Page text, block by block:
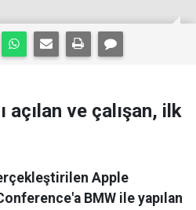
açılan ve çalışan, ilk
Apple
BMW ile yapılan